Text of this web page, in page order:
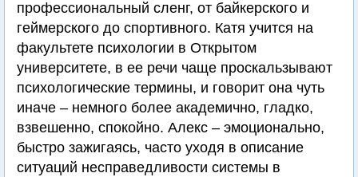
профессиональный сленг, от байкерского и
геймерского до спортивного. Катя учится на
факультете психологии в Открытом
университете, в ее речи чаще проскальзывают
психологические термины, и говорит она чуть
иначе – немного более академично, гладко,
взвешенно, спокойно. Алекс – эмоционально,
быстро зажигаясь, часто уходя в описание
ситуаций несправедливости системы в